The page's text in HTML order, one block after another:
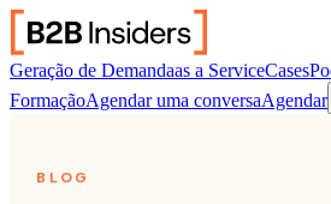
Geração de Demandaas a ServiceCases
FormaçãoAgendar uma conversaAgendar
BLOG